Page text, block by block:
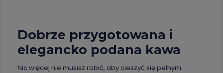
Dobrze przygotowana i
elegancko podana kawa
Nic więcej nie musisz robić, aby cieszyć się pełnym